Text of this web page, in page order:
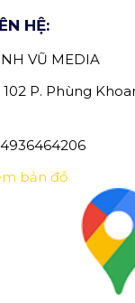
HỆ:
VŨ MEDIA
P. Phùng
bản đồ